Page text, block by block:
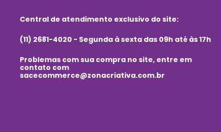
Central de atendimento exclusivo do site:
(11) 2681-4020 - Segunda à sexta das 09h até às 17h
Problemas com sua compra no site, entre em
contato com
sacecommerce@zonacriativa.com.br